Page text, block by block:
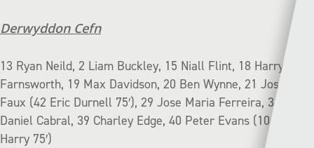
Derwyddon Cefn
13 Ryan Neild, 2 Liam Buckley, 15 Niall Flint, 18 Harry
Farnsworth, 19 Max Davidson, 20 Ben Wynne, 21 Josef
Faux (42 Eric Durnell 75′), 29 Jose Maria Ferreira, 36
Daniel Cabral, 39 Charley Edge, 40 Peter Evans (10 George
Harry 75′)